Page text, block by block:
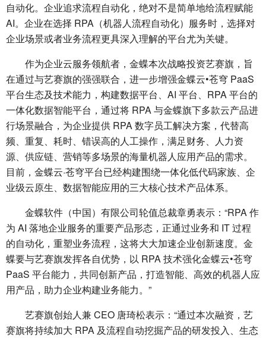
自动化。企业追求流程自动化，绝对不是简单地给流程赋能
AI。企业在选择 RPA（机器人流程自动化）服务时，选择对
企业场景或者业务流程更具深入理解的平台尤为关键。
作为企业云服务领航者，金蝶本次战略投资艺赛旗，旨
在通过与艺赛旗的强强联合，进一步增强金蝶云•苍穹 PaaS
平台生态及技术能力，构建数据平台、AI 平台、RPA 平台的
一体化数据智能平台，通过将 RPA 与金蝶旗下多款云产品进
行场景融合，为企业提供 RPA 数字员工解决方案，代替高
频、重复、耗时、错误高的人工操作，满足财务、人力资
源、供应链、营销等多场景的海量机器人应用产品的需求。
目前，金蝶云·苍穹平台已经构建围绕一体化低代码家族、企
业级云原生、数据智能应用的三大核心技术产品体系。
金蝶软件（中国）有限公司轮值总裁章勇表示：“RPA 作
为 AI 落地企业服务的重要产品形态，正通过业务和 IT 过程
的自动化，重塑业务流程，这将大大加速企业创新速度。金
蝶要与艺赛旗发挥各自优势，以 RPA 技术强化金蝶云•苍穹
PaaS 平台能力，共同创新产品，打造智能、高效的机器人应
用产品，助力企业构建业务能力。”
艺赛旗创始人兼 CEO 唐琦松表示：“通过本次融资，艺
赛旗将持续加大 RPA 及流程自动挖掘产品的研发投入、生态